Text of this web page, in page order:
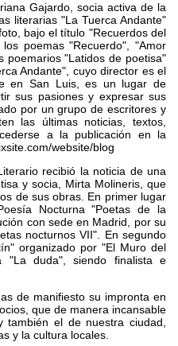
Gajardo, socia activa de la
literarias "La Tuerca Andante"
bajo el título "Recuerdos del
poemas "Recuerdo", "Amor
poemarios "Latidos de poetisa"
Andante", cuyo director es el
en San Luis, es un lugar de
sus pasiones y expresar sus
por un grupo de escritores y
las últimas noticias, textos,
a la publicación en la
website/blog
recibió la noticia de una
y socia, Mirta Molineris, que
de sus obras. En primer lugar
Nocturna "Poetas de la
con sede en Madrid, por su
nocturnos VII". En segundo
organizado por "El Muro del
"La duda", siendo finalista e
de manifiesto su impronta en
que de manera incansable
el de nuestra ciudad,
y la cultura locales.